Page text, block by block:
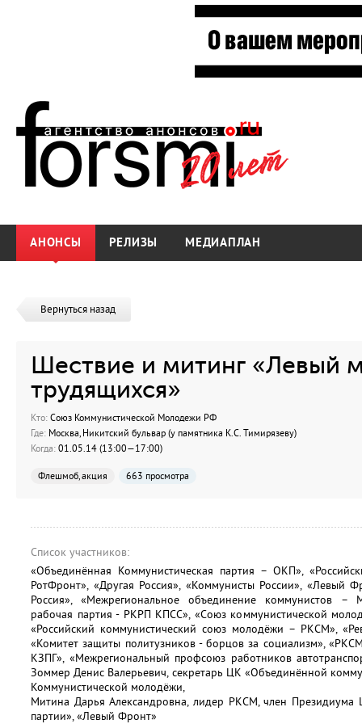
АНОНСЫ РЕЛИЗЫ МЕДИАПЛАН
Вернуться назад
Шествие и митинг «Левый
трудящихся»
Кто: Союз Коммунистической Молодежи РФ
Где: Москва, Никитский бульвар (у памятника К.С. Тимирязеву)
Когда: 01.05.14 (13:00—17:00)
Флешмоб, акция 663 просмотра
Список участников:
«Объединённая Коммунистическая партия – ОКП»,
РотФронт», «Другая Россия», «Коммунисты России», «Левый
Россия», «Межрегиональное объединение коммунистов –
рабочая партия - РКРП КПСС», «Союз коммунистической
«Российский коммунистический союз молодёжи – РКСМ»,
«Комитет защиты политузников - борцов за социализм»,
КЗПГ», «Межрегиональный профсоюз работников
Зоммер Денис Валерьевич, секретарь ЦК «Объединённой
Коммунистической молодёжи,
Митина Дарья Александровна, лидер РКСМ, член
партии», «Левый Фронт»